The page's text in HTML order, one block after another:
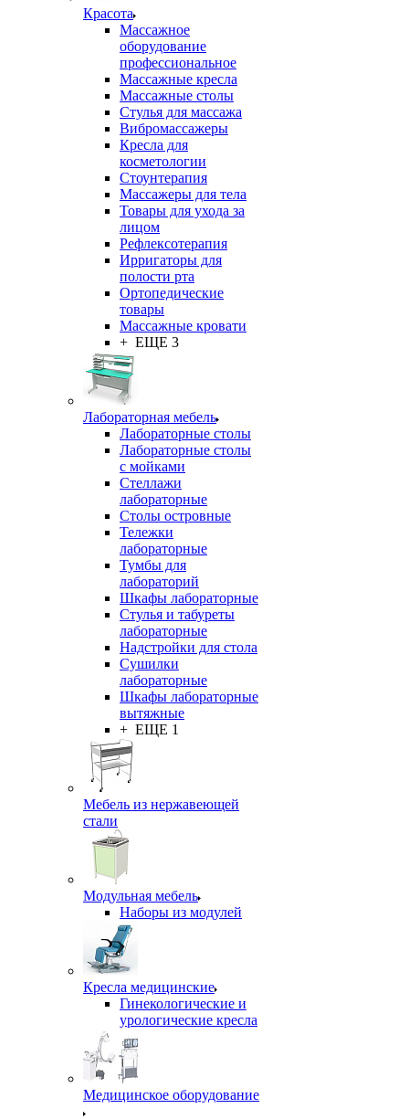
Красота
Массажное
оборудование
профессиональное
Массажные кресла
Массажные столы
Стулья для массажа
Вибромассажеры
Кресла для
косметологии
Стоунтерапия
Массажеры для тела
Товары для ухода за
лицом
Рефлексотерапия
Ирригаторы для
полости рта
Ортопедические
товары
Массажные кровати
+ ЕЩЕ 3
Лабораторная мебель
Лабораторные столы
Лабораторные столы
с мойками
Стеллажи
лабораторные
Столы островные
Тележки
лабораторные
Тумбы для
лабораторий
Шкафы лабораторные
Стулья и табуреты
лабораторные
Надстройки для стола
Сушилки
лабораторные
Шкафы лабораторные
вытяжные
+ ЕЩЕ 1
Мебель из нержавеющей
стали
Модульная мебель
Наборы из модулей
Кресла медицинские
Гинекологические и
урологические кресла
Медицинское оборудование